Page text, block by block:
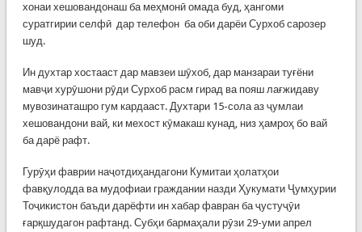
хонаи хешовандонаш ба меҳмонӣ омада буд, ҳангоми
суратгирии селфӣ дар телефон ба оби дарёи Сурхоб сарозер
шуд.
Ин духтар хостааст дар мавзеи шӯхоб, дар манзараи туғёни
мавҷи хурӯшони рӯди Сурхоб расм гирад ва пояш лағжидаву
мувозинаташро гум кардааст. Духтари 15-сола аз ҷумлаи
хешовандони вай, ки мехост кӯмакаш кунад, низ ҳамроҳ бо вай
ба дарё рафт.
Гурӯҳи фаврии наҷотдиҳандагони Кумитаи ҳолатҳои
фавқулодда ва мудофиаи граждании назди Ҳукумати Ҷумҳурии
Тоҷикистон баъди дарёфти ин хабар фавран ба ҷустуҷӯи
ғарқшудагон рафтанд. Субҳи бармаҳали рӯзи 29-уми апрел